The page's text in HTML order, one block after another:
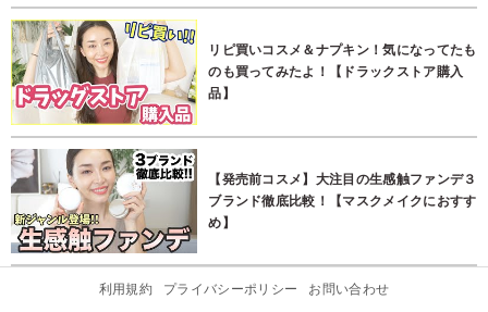
リピ買いコスメ＆ナプキン！気になってたも
のも買ってみたよ！【ドラックストア購入
品】
【発売前コスメ】大注目の生感触ファンデ３
ブランド徹底比較！【マスクメイクにおすす
め】
利用規約 プライバシーポリシー お問い合わせ